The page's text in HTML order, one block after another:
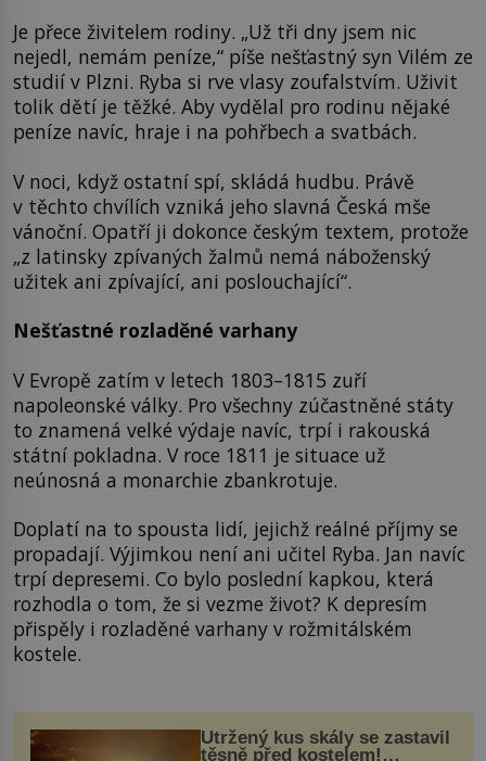
Je přece živitelem rodiny. „Už tři dny jsem nic
nejedl, nemám peníze,“ píše nešťastný syn Vilém ze
studií v Plzni. Ryba si rve vlasy zoufalstvím. Uživit
tolik dětí je těžké. Aby vydělal pro rodinu nějaké
peníze navíc, hraje i na pohřbech a svatbách.
V noci, když ostatní spí, skládá hudbu. Právě
v těchto chvílích vzniká jeho slavná Česká mše
vánoční. Opatří ji dokonce českým textem, protože
„z latinsky zpívaných žalmů nemá náboženský
užitek ani zpívající, ani poslouchající“.
Nešťastné rozladěné varhany
V Evropě zatím v letech 1803–1815 zuří
napoleonské války. Pro všechny zúčastněné státy
to znamená velké výdaje navíc, trpí i rakouská
státní pokladna. V roce 1811 je situace už
neúnosná a monarchie zbankrotuje.
Doplatí na to spousta lidí, jejichž reálné příjmy se
propadají. Výjimkou není ani učitel Ryba. Jan navíc
trpí depresemi. Co bylo poslední kapkou, která
rozhodla o tom, že si vezme život? K depresím
přispěly i rozladěné varhany v rožmitálském
kostele.
Utržený kus skály se zastavil
těsně před kostelem!